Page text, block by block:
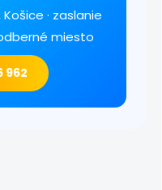
· zaslanie
miesto
962